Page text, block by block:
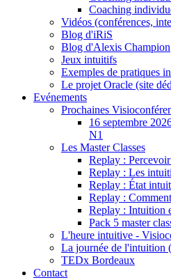
Coaching
Vidéos (conférences,
Blog d'iRiS
Blog d'Alexis Champion
Jeux intuitifs
Exemples de pratiques
Le projet Oracle (site
Evénements
Prochaines
16 septembre
N1
Les Master Classes
Replay :
Replay : Les
Replay : État
Replay :
Replay : Intuition
Pack 5 master
L'heure intuitive -
La journée de l'intuition
TEDx Bordeaux
Contact